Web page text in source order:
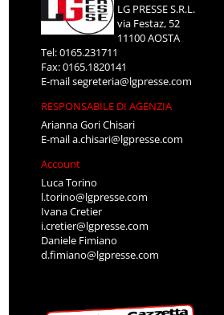
LG PRESSE S.R.L.
via Festaz, 52
11100 AOSTA
Tel: 0165.231711
Fax: 0165.1820141
E-mailsegreteria@lgpresse.com
RESPONSABILE DI AGENZIA
Arianna Gori Chisari
E-maila.chisari@lgpresse.com
Account
Luca Torino
l.torino@lgpresse.com
Ivana Cretier
i.cretier@lgpresse.com
Daniele Fimiano
d.fimiano@lgpresse.com